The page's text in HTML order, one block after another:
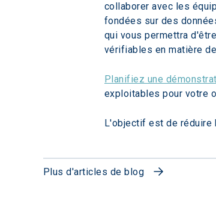
collaborer avec les
fondées sur des
qui vous permettra
vérifiables en matière
Planifiez une
exploitables pour votre
L'objectif est de réduire
Plus d'articles de blog